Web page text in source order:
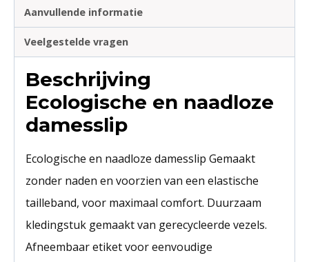
Aanvullende informatie
Veelgestelde vragen
Beschrijving
Ecologische en naadloze
damesslip
Ecologische en naadloze damesslip Gemaakt
zonder naden en voorzien van een elastische
tailleband, voor maximaal comfort. Duurzaam
kledingstuk gemaakt van gerecycleerde vezels.
Afneembaar etiket voor eenvoudige